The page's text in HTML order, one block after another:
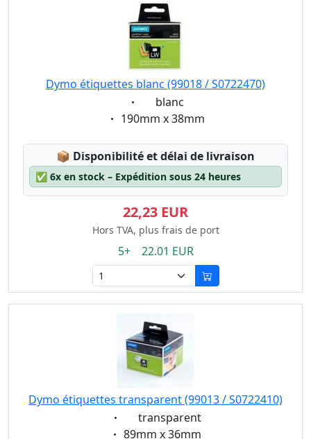
Dymo étiquettes blanc (99018 / S0722470)
Eigenschaft:
blanc
Eigenschaft:
190mm x 38mm
📦 Lagerstatus:
Disponibilité et délai de livraison
✅ 6x en stock – Expédition sous 24 heures
22,23 EUR
Hors TVA, plus frais de port
5+ 22.01 EUR
Dymo étiquettes transparent (99013 / S0722410)
Eigenschaft:
transparent
Eigenschaft:
89mm x 36mm